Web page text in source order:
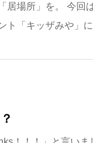
居場所」を。 今回
ト「キッザみや」